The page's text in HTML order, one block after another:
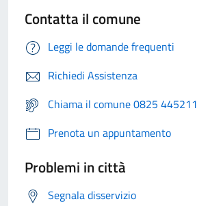
Contatta il comune
Leggi le domande frequenti
Richiedi Assistenza
Chiama il comune 0825 445211
Prenota un appuntamento
Problemi in città
Segnala disservizio